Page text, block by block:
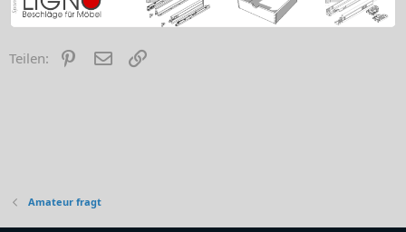
Teilen: PinterestE-Mail
Amateur fragt